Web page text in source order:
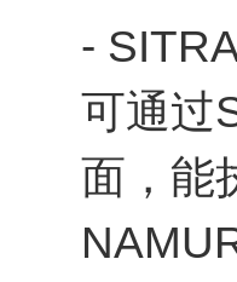
-
可通过
面，能